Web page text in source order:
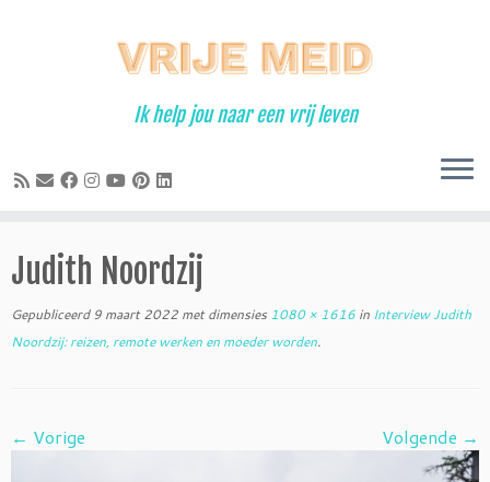
Ik help jou naar een vrij leven
Judith Noordzij
Gepubliceerd 9 maart 2022 met dimensies 1080 × 1616 in Interview Judith
Noordzij: reizen, remote werken en moeder worden.
← Vorige Volgende →